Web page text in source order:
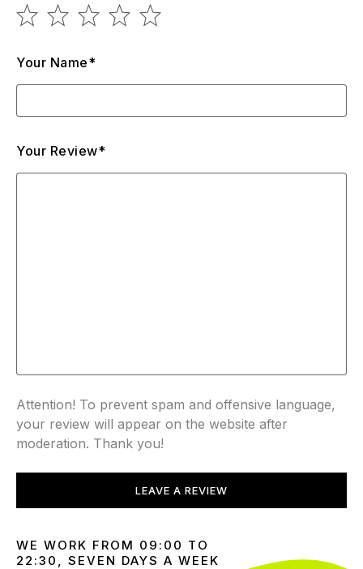
Your Name*
Your Review*
Attention! To prevent spam and offensive language,
your review will appear on the website after
moderation. Thank you!
LEAVE A REVIEW
WE WORK FROM 09:00 TO
22:30, SEVEN DAYS A WEEK